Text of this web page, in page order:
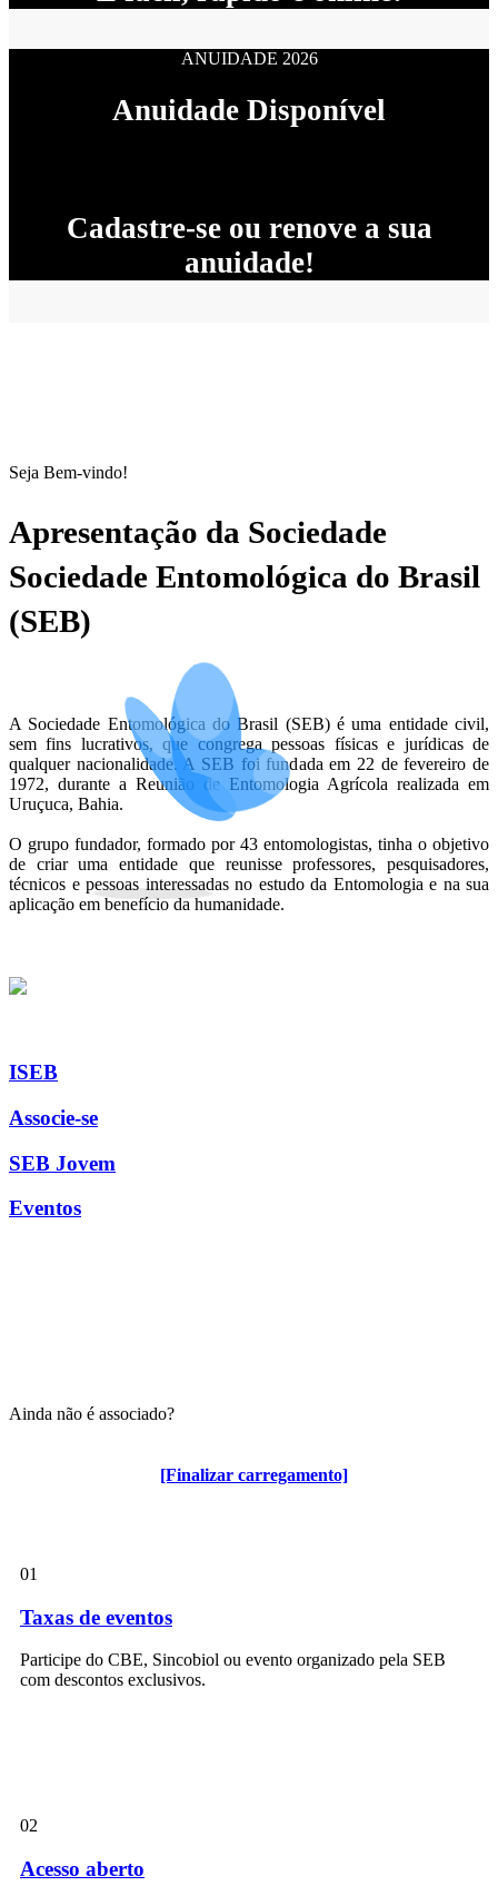
[Finalizar carregamento]
ANUIDADE 2026
Anuidade Disponível
Cadastre-se ou renove a sua
anuidade!
Seja Bem-vindo!
Apresentação da Sociedade
Sociedade Entomológica do Brasil
(SEB)
A Sociedade Entomológica do Brasil (SEB) é uma entidade civil,
sem fins lucrativos, que congrega pessoas físicas e jurídicas de
qualquer nacionalidade. A SEB foi fundada em 22 de fevereiro de
1972, durante a Reunião de Entomologia Agrícola realizada em
Uruçuca, Bahia.
O grupo fundador, formado por 43 entomologistas, tinha o objetivo
de criar uma entidade que reunisse professores, pesquisadores,
técnicos e pessoas interessadas no estudo da Entomologia e na sua
aplicação em benefício da humanidade.
ISEB
Associe-se
SEB Jovem
Eventos
Ainda não é associado?
Algumas vantagens para associados
01
Taxas de eventos
Participe do CBE, Sincobiol ou evento organizado pela SEB
com descontos exclusivos.
02
Acesso aberto